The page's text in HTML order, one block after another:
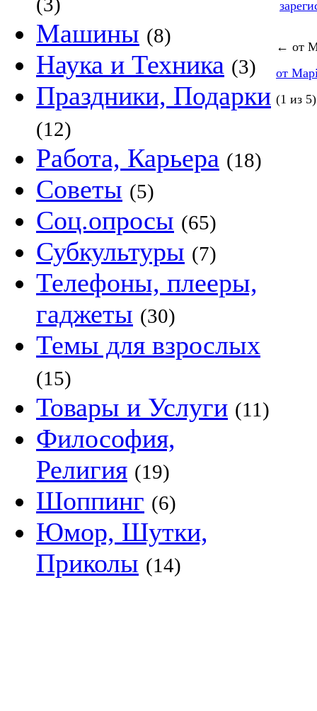
Машины (8)
Наука и Техника (3)
Праздники, Подарки
(12)
Работа, Карьера (18)
Советы (5)
Соц.опросы (65)
Субкультуры (7)
Телефоны, плееры,
гаджеты (30)
Темы для взрослых
(15)
Товары и Услуги (11)
Философия,
Религия (19)
Шоппинг (6)
Юмор, Шутки,
Приколы (14)
← от
от
(1 из 5)